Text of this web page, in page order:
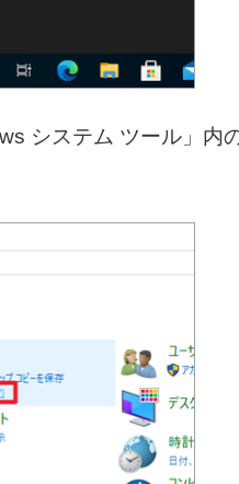
システム ツール」内